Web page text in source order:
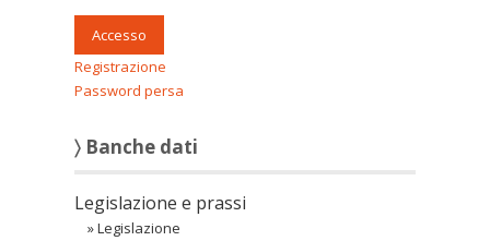
Accesso
Registrazione
Password persa
〉 Banche dati
Legislazione e prassi
»Legislazione